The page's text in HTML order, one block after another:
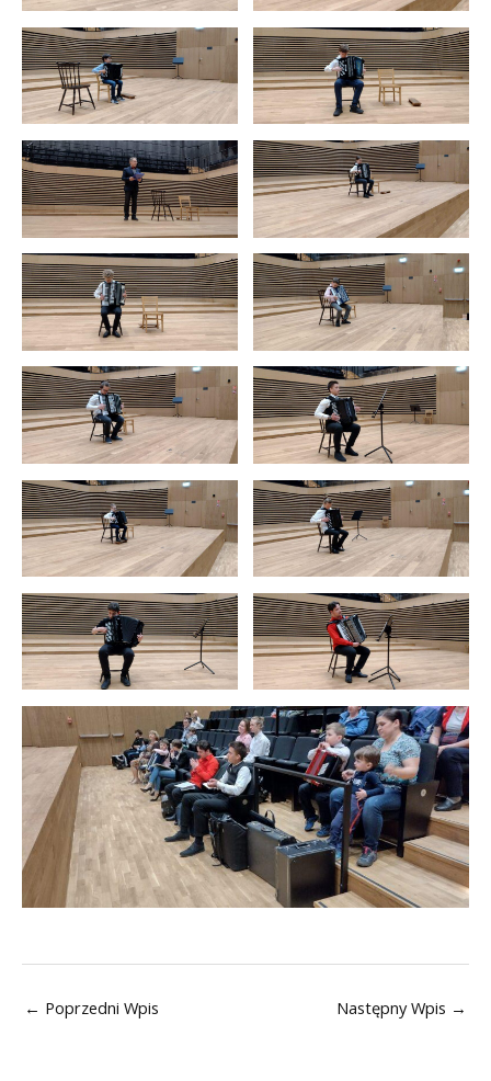
← Poprzedni Wpis Następny Wpis →